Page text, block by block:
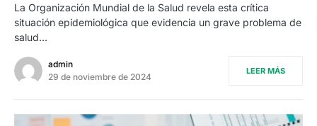
La Organización Mundial de la Salud revela esta crítica
situación epidemiológica que evidencia un grave problema de
salud…
admin
29 de noviembre de 2024
LEER MÁS